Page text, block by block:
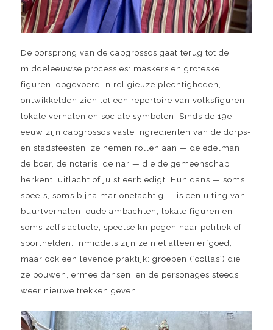
De oorsprong van de capgrossos gaat terug tot de
middeleeuwse processies: maskers en groteske
figuren, opgevoerd in religieuze plechtigheden,
ontwikkelden zich tot een repertoire van volksfiguren,
lokale verhalen en sociale symbolen. Sinds de 19e
eeuw zijn capgrossos vaste ingrediënten van de dorps-
en stadsfeesten: ze nemen rollen aan — de edelman,
de boer, de notaris, de nar — die de gemeenschap
herkent, uitlacht of juist eerbiedigt. Hun dans — soms
speels, soms bijna marionetachtig — is een uiting van
buurtverhalen: oude ambachten, lokale figuren en
soms zelfs actuele, speelse knipogen naar politiek of
sporthelden. Inmiddels zijn ze niet alleen erfgoed,
maar ook een levende praktijk: groepen (´collas´) die
ze bouwen, ermee dansen, en de personages steeds
weer nieuwe trekken geven.